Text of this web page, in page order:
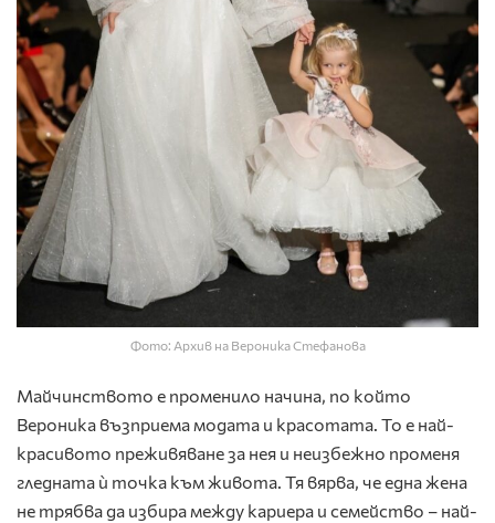
Фото: Архив на Вероника Стефанова
Майчинството е променило начина, по който
Вероника възприема модата и красотата. То е най-
красивото преживяване за нея и неизбежно променя
гледната ѝ точка към живота. Тя вярва, че една жена
не трябва да избира между кариера и семейство – най-